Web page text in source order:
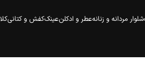
شلوار مردانه و زنانهعطر و ادکلنعینککفش و کتانی